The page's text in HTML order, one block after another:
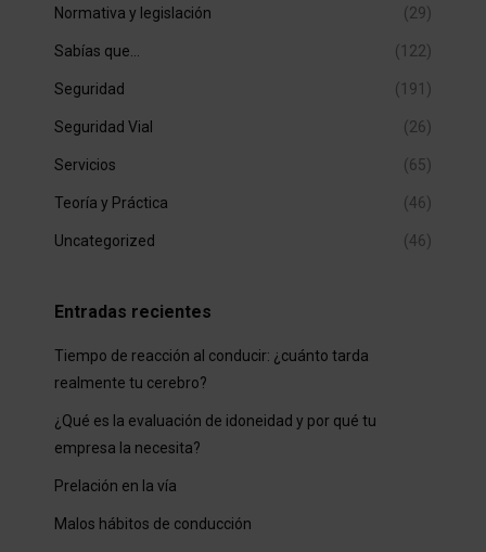
Normativa y legislación (29)
Sabías que… (122)
Seguridad (191)
Seguridad Vial (26)
Servicios (65)
Teoría y Práctica (46)
Uncategorized (46)
Entradas recientes
Tiempo de reacción al conducir: ¿cuánto tarda
realmente tu cerebro?
¿Qué es la evaluación de idoneidad y por qué tu
empresa la necesita?
Prelación en la vía
Malos hábitos de conducción